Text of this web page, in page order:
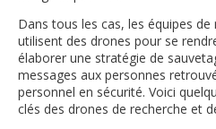
Dans tous les cas, les équipes
utilisent des drones pour se
élaborer une stratégie de
messages aux personnes
personnel en sécurité. Voici
clés des drones de recherche et